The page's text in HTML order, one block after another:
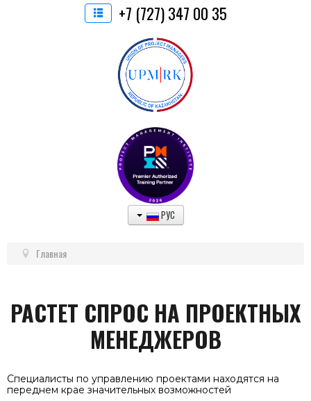
+7 (727) 347 00 35
РУС
Главная
РАСТЕТ СПРОС НА ПРОЕКТНЫХ
МЕНЕДЖЕРОВ
Специалисты по управлению проектами находятся на
переднем крае значительных возможностей